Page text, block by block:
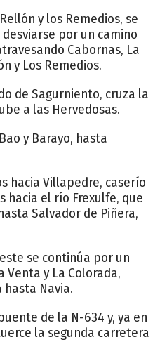
y los Remedios, se
por un camino
Cabornas, La
y Los Remedios.
de Sagurniento, cruza la
a las Hervedosas.
y Barayo, hasta
hacia Villapedre, caserío
hacia el río Frexulfe, que
Salvador de Piñera,
se continúa por un
y La Colorada,
Navia.
de la N-634 y, ya en
la segunda carretera